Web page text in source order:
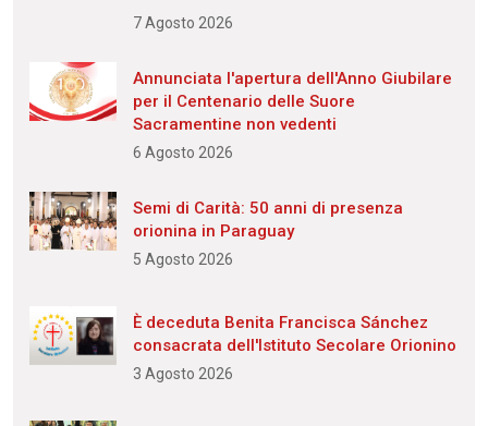
7 Agosto 2026
Annunciata l'apertura dell'Anno Giubilare
per il Centenario delle Suore
Sacramentine non vedenti
6 Agosto 2026
Semi di Carità: 50 anni di presenza
orionina in Paraguay
5 Agosto 2026
È deceduta Benita Francisca Sánchez
consacrata dell'Istituto Secolare Orionino
3 Agosto 2026